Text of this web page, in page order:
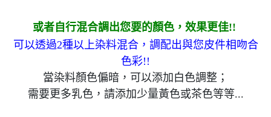
或者自行混合調出您要的顏色，效果更佳!!
可以透過2種以上染料混合，調配出與您皮件相吻合
色彩!!
當染料顏色偏暗，可以添加白色調整；
需要更多乳色，請添加少量黃色或茶色等等...